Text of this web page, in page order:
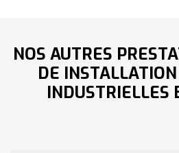
NOS AUTRES
DE
INDUSTRIELLES